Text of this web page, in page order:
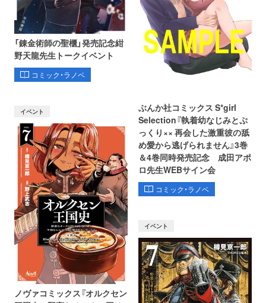
「錬金術師の聖櫃」発売記念紺
野天龍先生トークイベント
コミック・ラノベ
ぶんか社コミックス S*girl
Selection『執着幼なじみとぷ
っくり×× 再会した激重彼の舐
め愛から逃げられません』3巻
＆4巻同時発売記念 成田アポ
ロ先生WEBサイン会
コミック・ラノベ
イベント
ノヴァコミックス『オルクセン
イベント